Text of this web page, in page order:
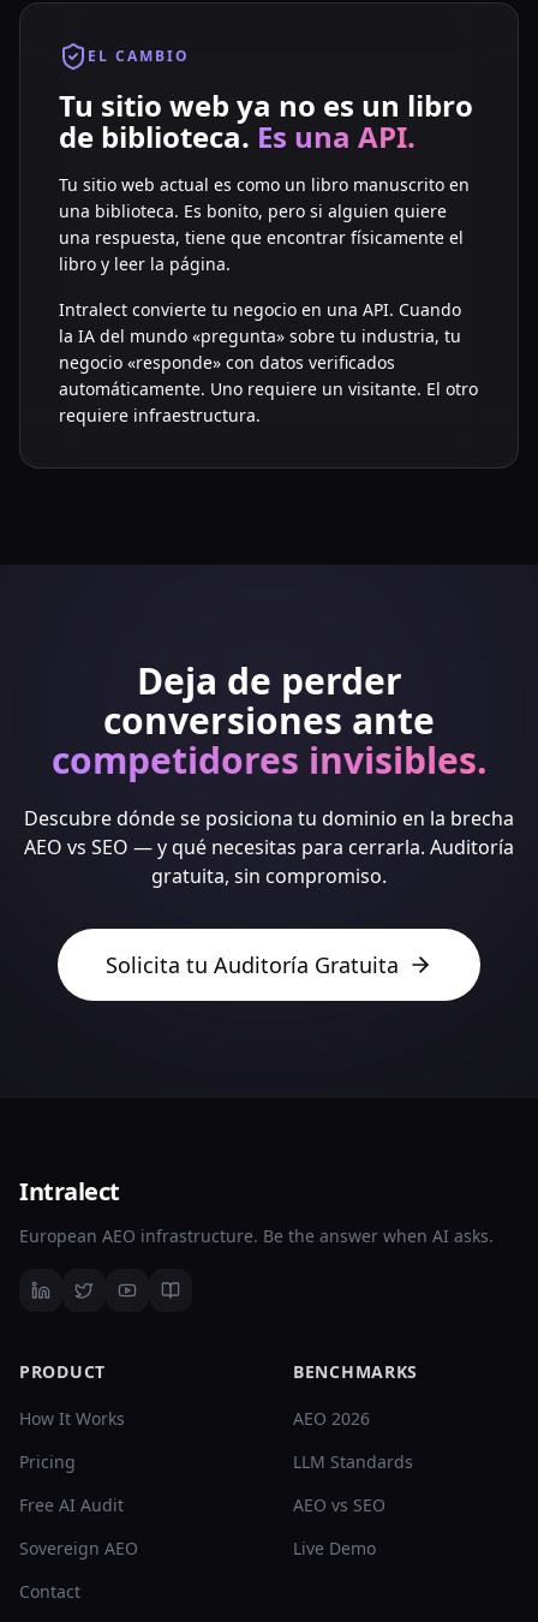
EL CAMBIO
Tu sitio web ya no es un libro
de biblioteca. Es una API.
Tu sitio web actual es como un libro manuscrito en
una biblioteca. Es bonito, pero si alguien quiere
una respuesta, tiene que encontrar físicamente el
libro y leer la página.
Intralect convierte tu negocio en una API. Cuando
la IA del mundo «pregunta» sobre tu industria, tu
negocio «responde» con datos verificados
automáticamente. Uno requiere un visitante. El otro
requiere infraestructura.
Deja de perder
conversiones ante
competidores invisibles.
Descubre dónde se posiciona tu dominio en la brecha
AEO vs SEO — y qué necesitas para cerrarla. Auditoría
gratuita, sin compromiso.
Solicita tu Auditoría Gratuita
Intralect
European AEO infrastructure. Be the answer when AI asks.
PRODUCT
How It Works
Pricing
Free AI Audit
Sovereign AEO
Contact
BENCHMARKS
AEO 2026
LLM Standards
AEO vs SEO
Live Demo